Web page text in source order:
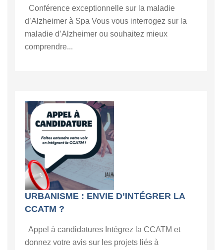
Conférence exceptionnelle sur la maladie
d’Alzheimer à Spa Vous vous interrogez sur la
maladie d’Alzheimer ou souhaitez mieux
comprendre...
URBANISME : ENVIE D’INTÉGRER LA
CCATM ?
Appel à candidatures Intégrez la CCATM et
donnez votre avis sur les projets liés à